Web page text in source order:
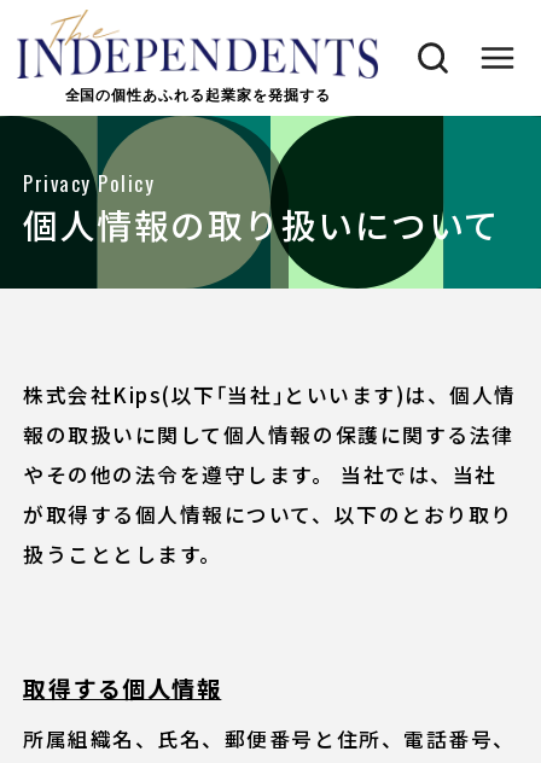
全国の個性あふれる起業家を発掘する
Privacy Policy
個人情報の取り扱いについて
株式会社Kips(以下｢当社｣といいます)は、個人情
報の取扱いに関して個人情報の保護に関する法律
やその他の法令を遵守します。 当社では、当社
が取得する個人情報について、以下のとおり取り
扱うこととします。
取得する個人情報
所属組織名、氏名、郵便番号と住所、電話番号、